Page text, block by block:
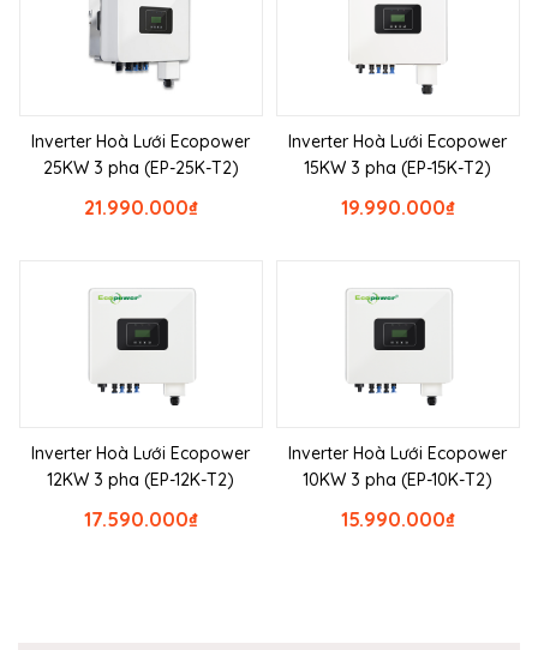
Inverter Hoà Lưới Ecopower
25KW 3 pha (EP-25K-T2)
₫
21.990.000
Inverter Hoà Lưới Ecopower
15KW 3 pha (EP-15K-T2)
₫
19.990.000
Inverter Hoà Lưới Ecopower
12KW 3 pha (EP-12K-T2)
₫
17.590.000
Inverter Hoà Lưới Ecopower
10KW 3 pha (EP-10K-T2)
₫
15.990.000